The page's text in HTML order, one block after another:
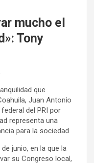
mucho el
Tony
que
Juan Antonio
del PRI por
representa una
para la sociedad.
junio, en la que la
su Congreso local,